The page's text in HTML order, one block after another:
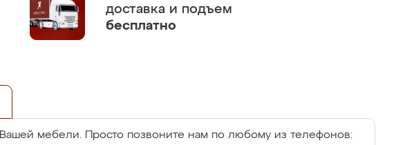
доставка и подъем
бесплатно
Вашей мебели. Просто позвоните нам по любому из телефонов: